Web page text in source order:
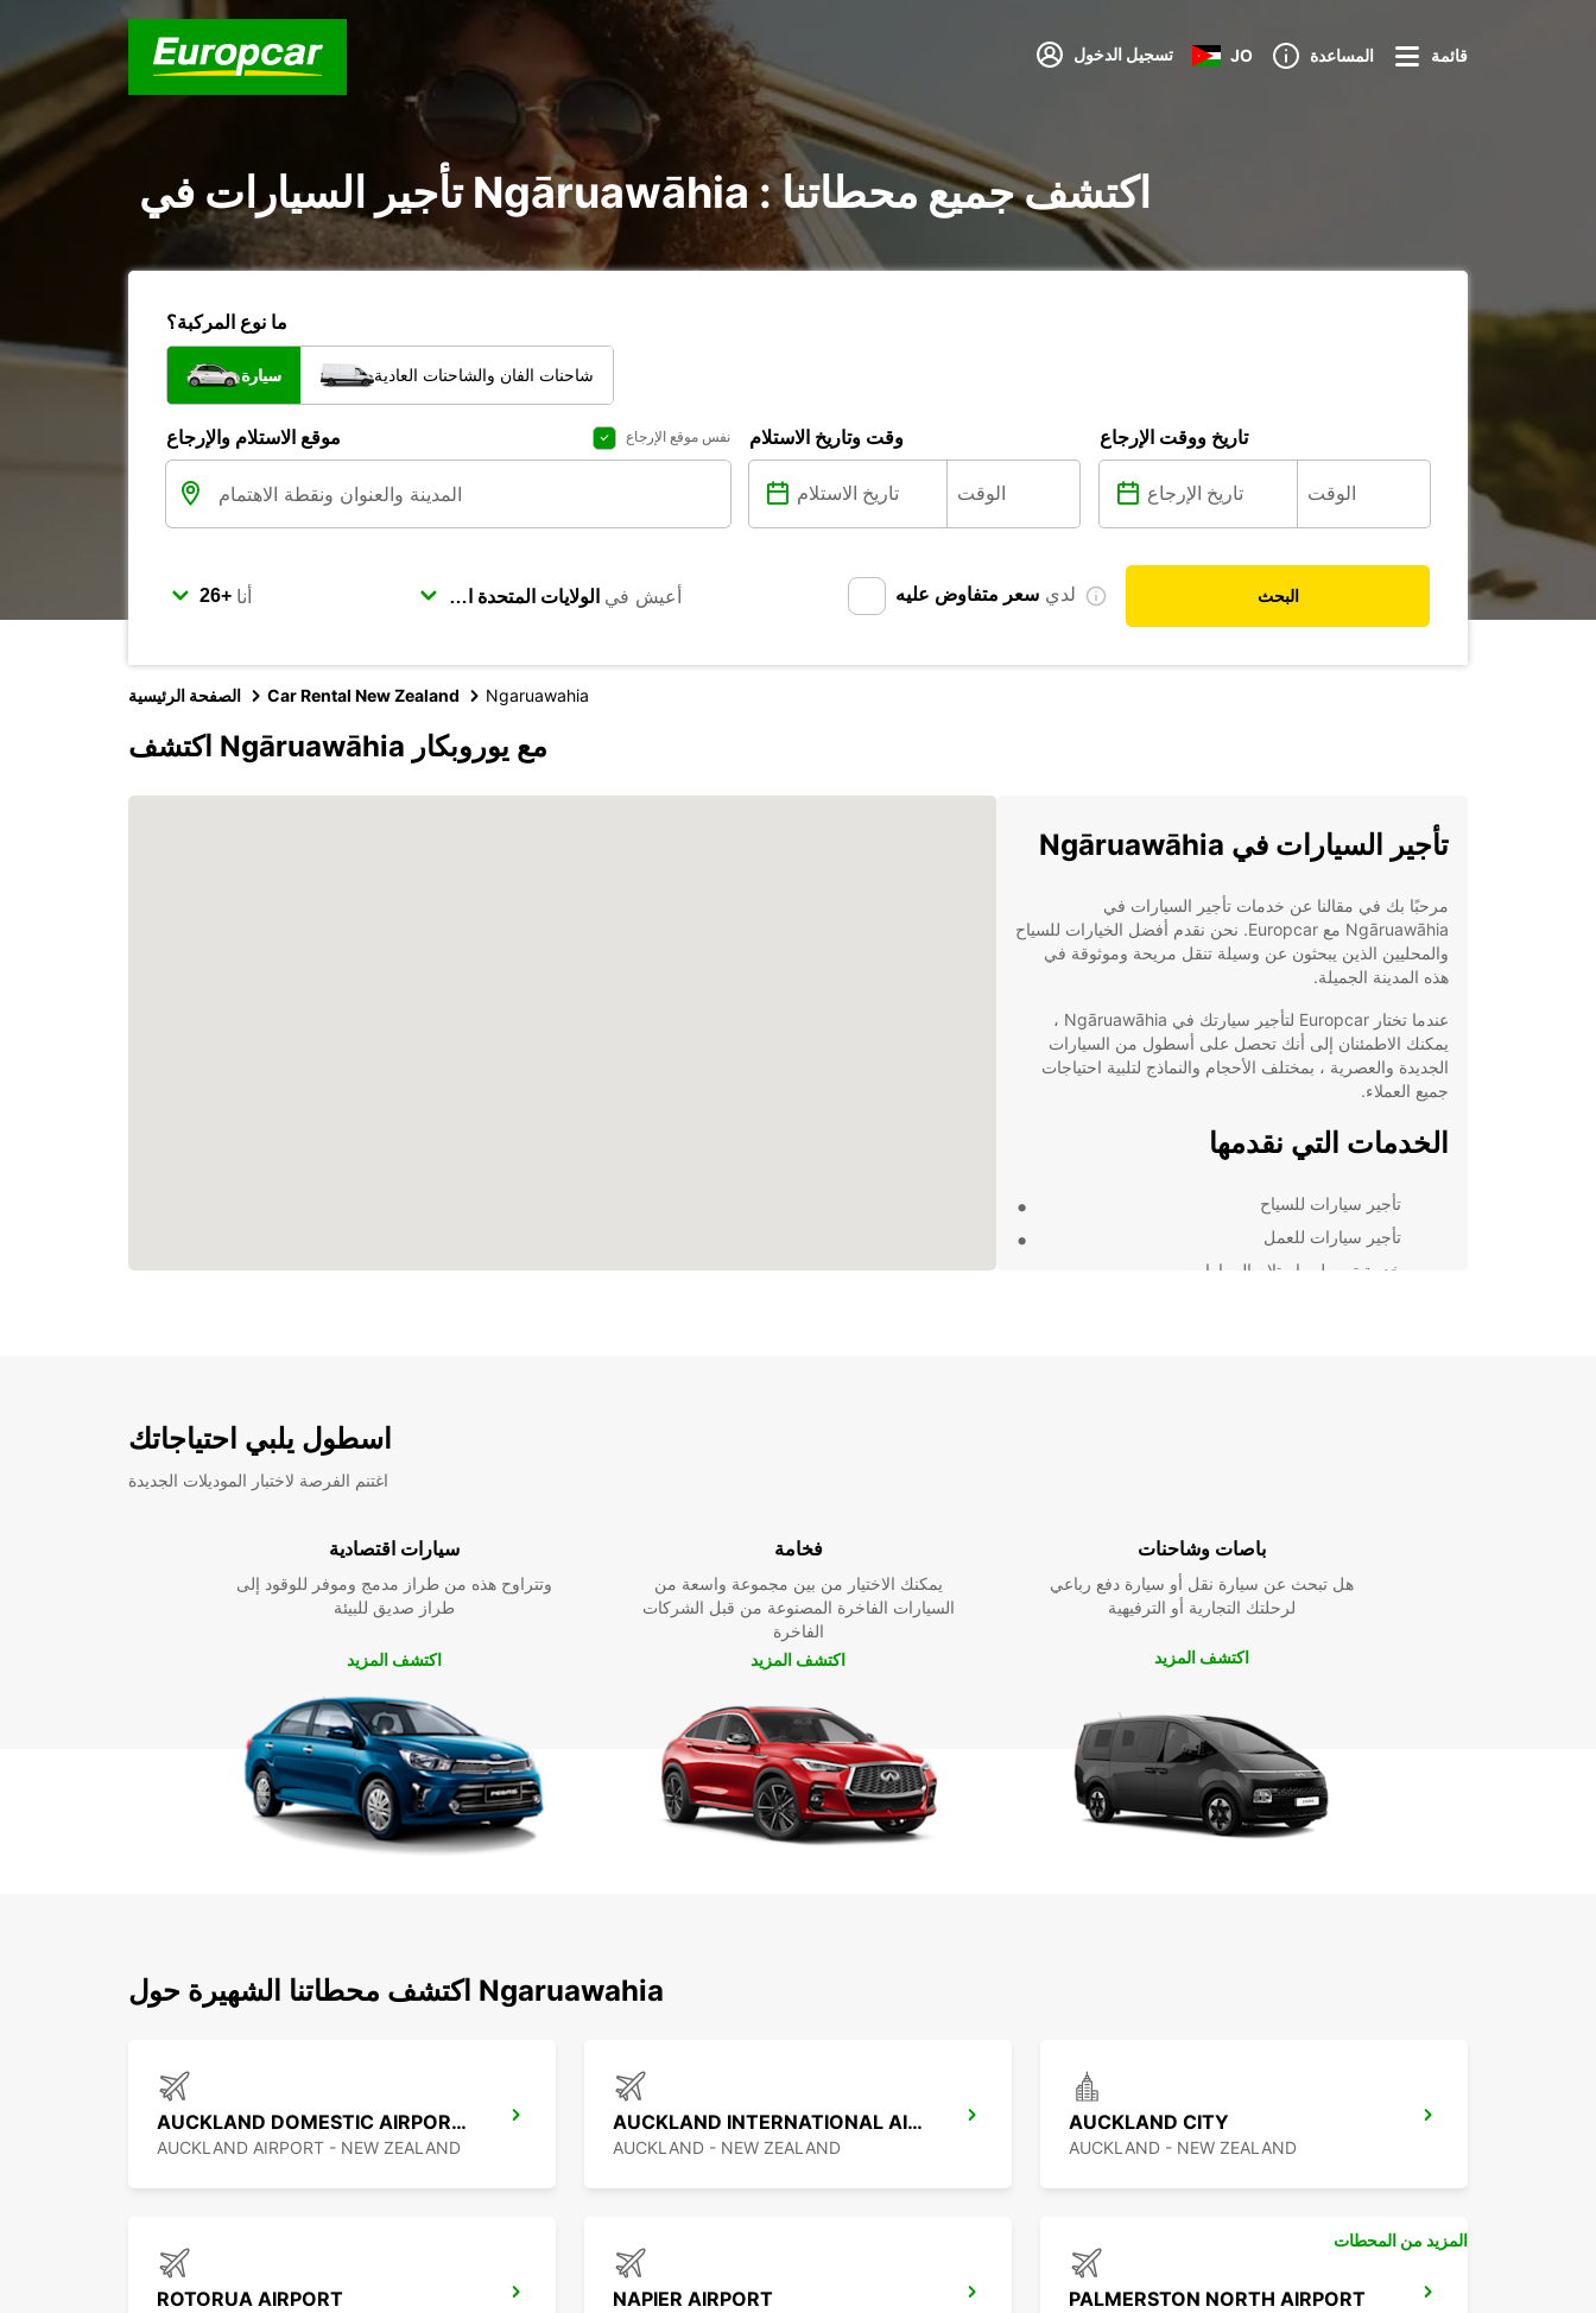
تسجيل الدخول JO المساعدة قائمة
تأجير السيارات في Ngāruawāhia : اكتشف جميع محطاتنا
ما نوع المركبة؟
سيارة شاحنات الفان والشاحنات العادية
موقع الاستلام والإرجاع نفس موقع الإرجاع وقت وتاريخ الاستلام تاريخ ووقت الإرجاع
أنا أعيش في لدي سعر متفاوض عليه البحث
الصفحة الرئيسية Car Rental New Zealand Ngaruawahia
اكتشف Ngāruawāhia مع يوروبكار
تأجير السيارات في Ngāruawāhia
مرحبًا بك في مقالنا عن خدمات تأجير السيارات في
Ngāruawāhia مع Europcar. نحن نقدم أفضل الخيارات للسياح
والمحليين الذين يبحثون عن وسيلة تنقل مريحة وموثوقة في
هذه المدينة الجميلة.
عندما تختار Europcar لتأجير سيارتك في Ngāruawāhia ،
يمكنك الاطمئنان إلى أنك تحصل على أسطول من السيارات
الجديدة والعصرية ، بمختلف الأحجام والنماذج لتلبية احتياجات
جميع العملاء.
الخدمات التي نقدمها
تأجير سيارات للسياح
تأجير سيارات للعمل
خدمة توصيل واستلام السيارات
لا تتردد في الاتصال بنا اليوم لحجز سيارتك لرحلتك القادمة إلى
Ngāruawāhia. نحن هنا لنساعدك في الحصول على تجربة تأجير
اسطول يلبي احتياجاتك
اغتنم الفرصة لاختبار الموديلات الجديدة
سيارات اقتصادية
وتتراوح هذه من طراز مدمج وموفر للوقود إلى
طراز صديق للبيئة
اكتشف المزيد
فخامة
يمكنك الاختيار من بين مجموعة واسعة من
السيارات الفاخرة المصنوعة من قبل الشركات
الفاخرة
اكتشف المزيد
باصات وشاحنات
هل تبحث عن سيارة نقل أو سيارة دفع رباعي
لرحلتك التجارية أو الترفيهية
اكتشف المزيد
اكتشف محطاتنا الشهيرة حول Ngaruawahia
AUCKLAND DOMESTIC AIRPORT - SHUTTLE
AUCKLAND AIRPORT - NEW ZEALAND
AUCKLAND INTERNATIONAL AIRPORT
AUCKLAND - NEW ZEALAND
AUCKLAND CITY
AUCKLAND - NEW ZEALAND
ROTORUA AIRPORT NAPIER AIRPORT PALMERSTON NORTH AIRPORT
المزيد من المحطات